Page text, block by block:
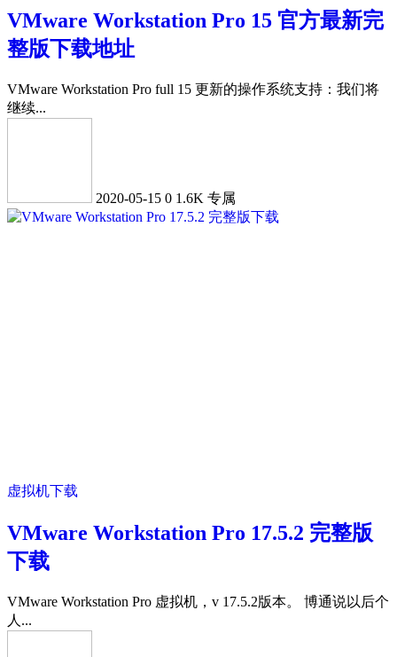
VMware Workstation Pro 15 官方最新完
整版下载地址
VMware Workstation Pro full 15 更新的操作系统支持：我们将
继续...
2020-05-15 0 1.6K 专属
虚拟机下载
VMware Workstation Pro 17.5.2 完整版
下载
VMware Workstation Pro 虚拟机，v 17.5.2版本。 博通说以后个
人...